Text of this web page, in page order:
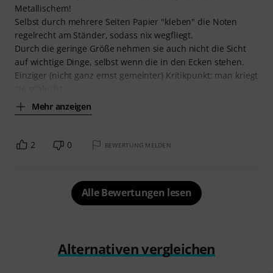
Metallischem!
Selbst durch mehrere Seiten Papier "kleben" die Noten
regelrecht am Ständer, sodass nix wegfliegt.
Durch die geringe Größe nehmen sie auch nicht die Sicht
auf wichtige Dinge, selbst wenn die in den Ecken stehen.
Einziger (nicht ganz ernst gemeinter) Kritikpunkt: man kriegt
Mehr anzeigen
2 0 BEWERTUNG MELDEN
Alle Bewertungen lesen
Alternativen vergleichen